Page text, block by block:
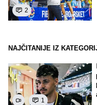
2
NAJČITANIJE IZ
1